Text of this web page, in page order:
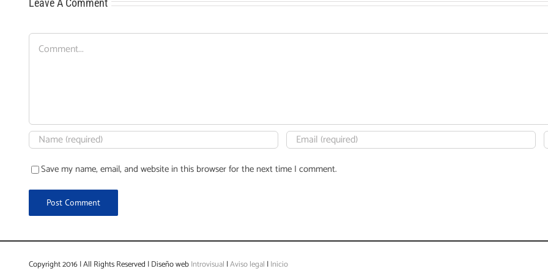
Leave A Comment
Comment
Save my name, email, and website in this browser for the next time I comment.
Copyright 2016 | All Rights Reserved | Diseño webIntrovisual |Aviso legal |Inicio